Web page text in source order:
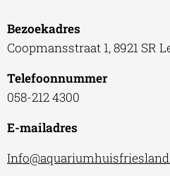
Bezoekadres
Coopmansstraat 1, 8921 SR
Telefoonnummer
058-212 4300
E-mailadres